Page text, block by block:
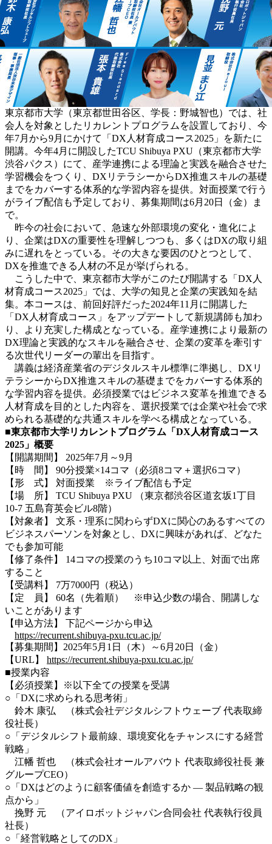
東京都市大学（東京都世田谷区、学長：野城智也）では、社
会人を対象としたリカレントプログラムを設置しており、今
年7月から9月にかけて「DX人材育成コース2025」を新たに
開講。今年4月に開設したTCU Shibuya PXU（東京都市大学
渋谷パクス）にて、産学連携による理論と実践を融合させた
学習機会をつくり、DXリテラシーからDX推進スキルの基礎
までをカバーする体系的な学習内容を提供。対面授業で行う
がライブ配信も予定しており、募集期間は6月20日（金）ま
で。
昨今の社会において、急速な外部環境の変化・進化によ
り、企業はDXの重要性を理解しつつも、多くはDXの取り組
みに遅れをとっている。その大きな要因のひとつとして、
DXを推進できる人材の不足が挙げられる。
こうした中で、東京都市大学がこのたび開講する「DX人
材育成コース2025」では、大学の知見と企業の実践知を結
集。本コースは、前回好評だった2024年11月に開講した
「DX人材育成コース」をアップデートして新規講師も加わ
り、より充実した構成となっている。産学連携により最新の
DX理論と実践的なスキルを融合させ、企業の変革を牽引す
る次世代リーダーの輩出を目指す。
講義は経済産業省のデジタルスキル標準に準拠し、DXリ
テラシーからDX推進スキルの基礎までをカバーする体系的
な学習内容を提供。必須授業ではビジネス変革を推進できる
人材育成を目的とした内容を、選択授業では企業や社会で求
められる基礎的な共通スキルを学べる構成となっている。
■東京都市大学リカレントプログラム「DX人材育成コース
2025」概要
【開講期間】 2025年7月～9月
【時 間】 90分授業×14コマ（必須8コマ＋選択6コマ）
【形 式】 対面授業 ※ライブ配信も予定
【場 所】 TCU Shibuya PXU （東京都渋谷区道玄坂1丁目
10-7 五島育英会ビル8階）
【対象者】 文系・理系に関わらずDXに関心のあるすべての
ビジネスパーソンを対象とし、DXに興味があれば、どなた
でも参加可能
【修了条件】 14コマの授業のうち10コマ以上、対面で出席
すること
【受講料】 7万7000円（税込）
【定 員】 60名（先着順） ※申込少数の場合、開講しな
いことがあります
【申込方法】 下記ページから申込
https://recurrent.shibuya-pxu.tcu.ac.jp/
【募集期間】2025年5月1日（木）～6月20日（金）
【URL】 https://recurrent.shibuya-pxu.tcu.ac.jp/
■授業内容
【必須授業】※以下全ての授業を受講
○「DXに求められる思考術」
鈴木 康弘 （株式会社デジタルシフトウェーブ 代表取締
役社長）
○「デジタルシフト最前線、環境変化をチャンスにする経営
戦略」
江幡 哲也 （株式会社オールアバウト 代表取締役社長 兼
グループCEO）
○ 「DXはどのように顧客価値を創造するか ― 製品戦略の観
点から」
挽野 元 （アイロボットジャパン合同会社 代表執行役員
社長）
○ 「経営戦略としてのDX」